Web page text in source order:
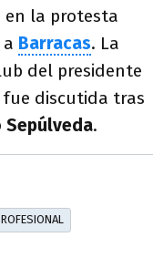
en la protesta
Barracas. La
del presidente
discutida tras
Sepúlveda.